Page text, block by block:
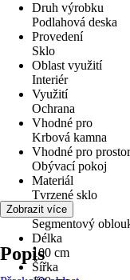
Druh výrobku
Podlahová deska
Provedení
Sklo
Oblast využití
Interiér
Využití
Ochrana
Vhodné pro
Krbová kamna
Vhodné pro
Obývací pokoj
Materiál
Tvrzené sklo
Tvar
Segmentový
Délka
100 cm
Šířka
Zobrazit více
Popis